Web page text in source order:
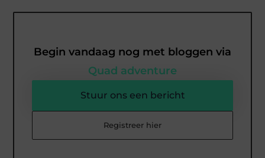
Begin vandaag nog met bloggen via
Quad adventure
Stuur ons een bericht
Registreer hier